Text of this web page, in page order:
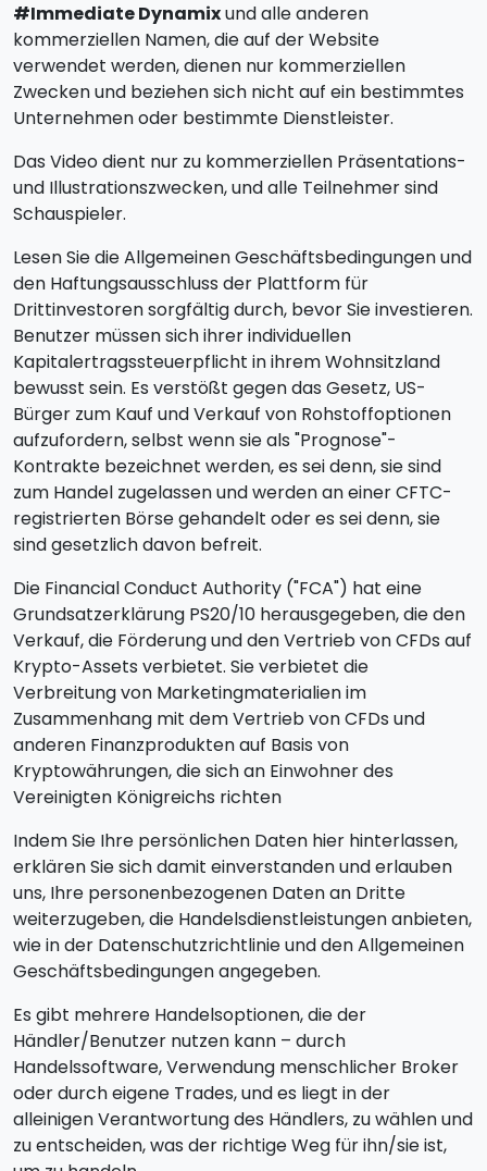
#Immediate Dynamixund alle anderen
kommerziellen Namen, die auf der Website
verwendet werden, dienen nur kommerziellen
Zwecken und beziehen sich nicht auf ein bestimmtes
Unternehmen oder bestimmte Dienstleister.
Das Video dient nur zu kommerziellen Präsentations-
und Illustrationszwecken, und alle Teilnehmer sind
Schauspieler.
Lesen Sie die Allgemeinen Geschäftsbedingungen und
den Haftungsausschluss der Plattform für
Drittinvestoren sorgfältig durch, bevor Sie investieren.
Benutzer müssen sich ihrer individuellen
Kapitalertragssteuerpflicht in ihrem Wohnsitzland
bewusst sein. Es verstößt gegen das Gesetz, US-
Bürger zum Kauf und Verkauf von Rohstoffoptionen
aufzufordern, selbst wenn sie als "Prognose"-
Kontrakte bezeichnet werden, es sei denn, sie sind
zum Handel zugelassen und werden an einer CFTC-
registrierten Börse gehandelt oder es sei denn, sie
sind gesetzlich davon befreit.
Die Financial Conduct Authority ("FCA") hat eine
Grundsatzerklärung PS20/10 herausgegeben, die den
Verkauf, die Förderung und den Vertrieb von CFDs auf
Krypto-Assets verbietet. Sie verbietet die
Verbreitung von Marketingmaterialien im
Zusammenhang mit dem Vertrieb von CFDs und
anderen Finanzprodukten auf Basis von
Kryptowährungen, die sich an Einwohner des
Vereinigten Königreichs richten
Indem Sie Ihre persönlichen Daten hier hinterlassen,
erklären Sie sich damit einverstanden und erlauben
uns, Ihre personenbezogenen Daten an Dritte
weiterzugeben, die Handelsdienstleistungen anbieten,
wie in der Datenschutzrichtlinie und den Allgemeinen
Geschäftsbedingungen angegeben.
Es gibt mehrere Handelsoptionen, die der
Händler/Benutzer nutzen kann – durch
Handelssoftware, Verwendung menschlicher Broker
oder durch eigene Trades, und es liegt in der
alleinigen Verantwortung des Händlers, zu wählen und
zu entscheiden, was der richtige Weg für ihn/sie ist,